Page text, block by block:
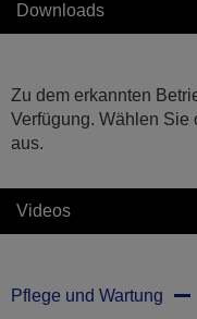
Downloads
Zu dem erkannten
Verfügung. Wählen Sie
aus.
Videos
Pflege und Wartung